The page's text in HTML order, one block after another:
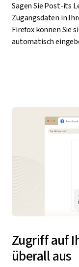
Sagen Sie Post-its
Zugangsdaten in
Firefox können Sie
automatisch
Zugriff auf
überall aus